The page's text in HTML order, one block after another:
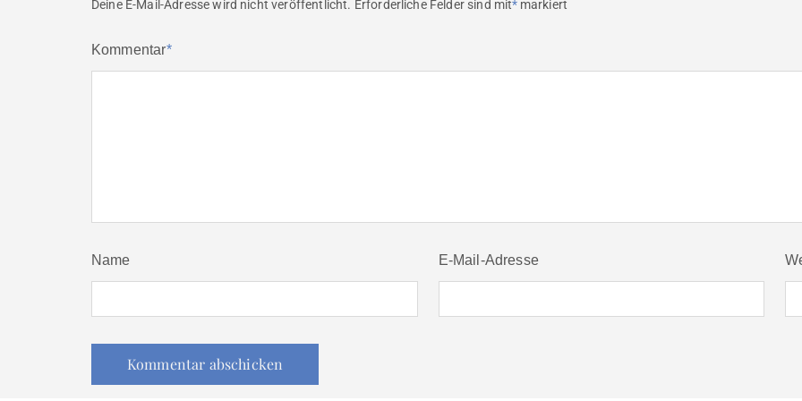
Deine E-Mail-Adresse wird nicht veröffentlicht. Erforderliche Felder sind mit*markiert
Kommentar*
Name E-Mail-Adresse